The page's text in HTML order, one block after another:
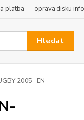
platba oprava disku info
Hledat
2005 -EN-